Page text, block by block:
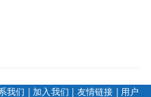
我们 | 加入我们 | 友情链接 | 用户